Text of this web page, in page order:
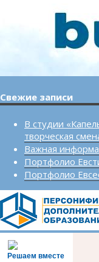
Свежие записи
В студии
творческая
Важная
Портфолио
Портфолио
Решаем вместе